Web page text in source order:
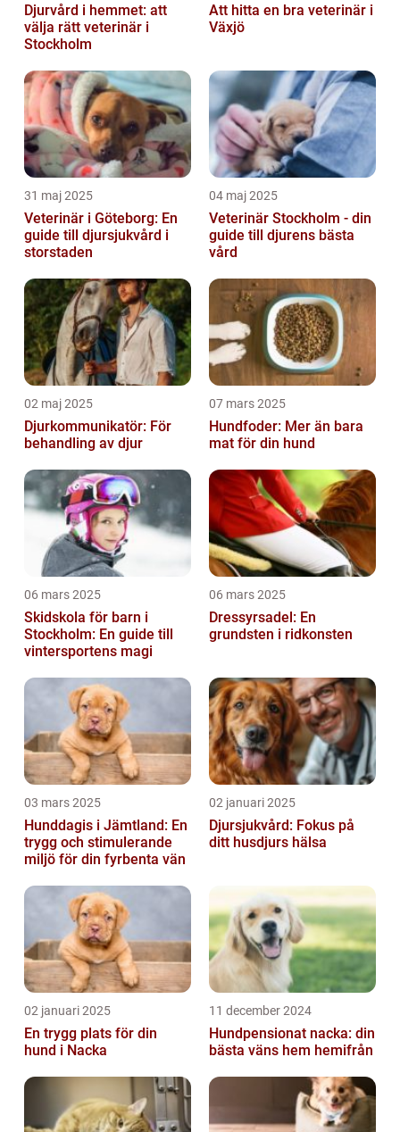
Djurvård i hemmet: att
välja rätt veterinär i
Stockholm
Att hitta en bra veterinär i
Växjö
31 maj 2025
Veterinär i Göteborg: En
guide till djursjukvård i
storstaden
04 maj 2025
Veterinär Stockholm - din
guide till djurens bästa
vård
02 maj 2025
Djurkommunikatör: För
behandling av djur
07 mars 2025
Hundfoder: Mer än bara
mat för din hund
06 mars 2025
Skidskola för barn i
Stockholm: En guide till
vintersportens magi
06 mars 2025
Dressyrsadel: En
grundsten i ridkonsten
03 mars 2025
Hunddagis i Jämtland: En
trygg och stimulerande
miljö för din fyrbenta vän
02 januari 2025
Djursjukvård: Fokus på
ditt husdjurs hälsa
02 januari 2025
En trygg plats för din
hund i Nacka
11 december 2024
Hundpensionat nacka: din
bästa väns hem hemifrån